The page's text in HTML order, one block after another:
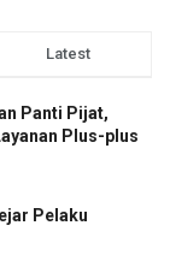
Latest
Panti Pijat,
Plus-plus
Pelaku